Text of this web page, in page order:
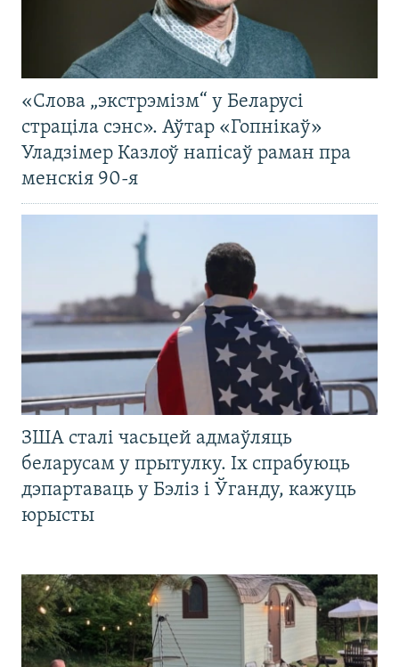
«Слова „экстрэмізм“ у Беларусі
страціла сэнс». Аўтар «Гопнікаў»
Уладзімер Казлоў напісаў раман пра
менскія 90-я
ЗША сталі часьцей адмаўляць
беларусам у прытулку. Іх спрабуюць
дэпартаваць у Бэліз і Ўганду, кажуць
юрысты